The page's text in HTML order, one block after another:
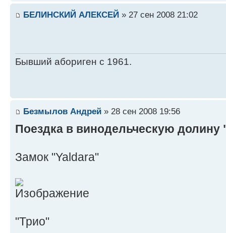
БЕЛИНСКИЙ АЛЕКСЕЙ » 27 сен 2008 21:02
Бывший абориген с 1961.
Безмылов Андрей » 28 сен 2008 19:56
Поездка в винодельческую долину
Замок "Yaldara"
"Трио"